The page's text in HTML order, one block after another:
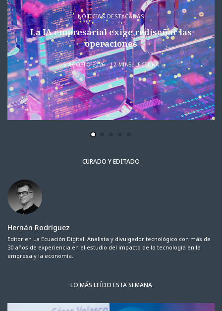
NOTICIAS DESTACADAS
La IA empresarial exige rediseñar las
operaciones
5 AGOSTO 2026 12 MINS. LECTURA
CURADO Y EDITADO
Hernán Rodríguez
Editor en La Ecuación Digital. Analista y divulgador tecnológico con más de
30 años de experiencia en el estudio del impacto de la tecnología en la
empresa y la economía.
LO MÁS LEÍDO ESTA SEMANA